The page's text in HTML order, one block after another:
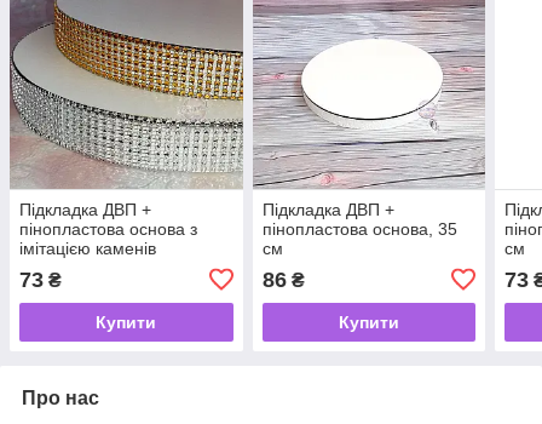
Підкладка ДВП +
пінопластова основа з
імітацією каменів
73 ₴
Купити
Підкладка ДВП +
пінопластова основа, 35
см
86₴
Купити
см
73
Про нас